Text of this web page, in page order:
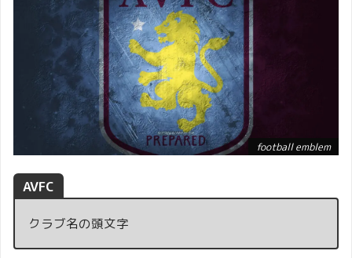
football emblem
AVFC
クラブ名の頭文字